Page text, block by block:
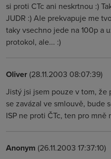
si proti CTc ani neskrtnou :)
JUDR :) Ale prekvapuje me
taky vsechno jede na 100p a
protokol, ale... :)
Oliver(28.11.2003 08:07:39)
Jistý jsi jsem pouze v tom, že
se zavázal ve smlouvě, bude
ISP ne proti ČTc, ten pro mně
Anonym (26.11.2003 17:37:10)